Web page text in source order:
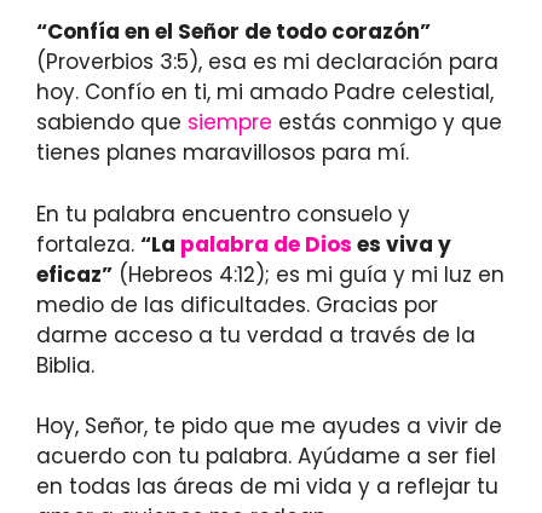
“Confía en el Señor de todo corazón”
(Proverbios 3:5), esa es mi declaración para
hoy. Confío en ti, mi amado Padre celestial,
sabiendo que siempre estás conmigo y que
tienes planes maravillosos para mí.
En tu palabra encuentro consuelo y
fortaleza. “La palabra de Dios es viva y
eficaz” (Hebreos 4:12); es mi guía y mi luz en
medio de las dificultades. Gracias por
darme acceso a tu verdad a través de la
Biblia.
Hoy, Señor, te pido que me ayudes a vivir de
acuerdo con tu palabra. Ayúdame a ser fiel
en todas las áreas de mi vida y a reflejar tu